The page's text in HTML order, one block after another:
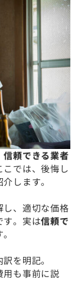
信頼できる業者
こでは、後悔し
します。
し、適切な価格
す。実は信頼で
を明記。
用も事前に説